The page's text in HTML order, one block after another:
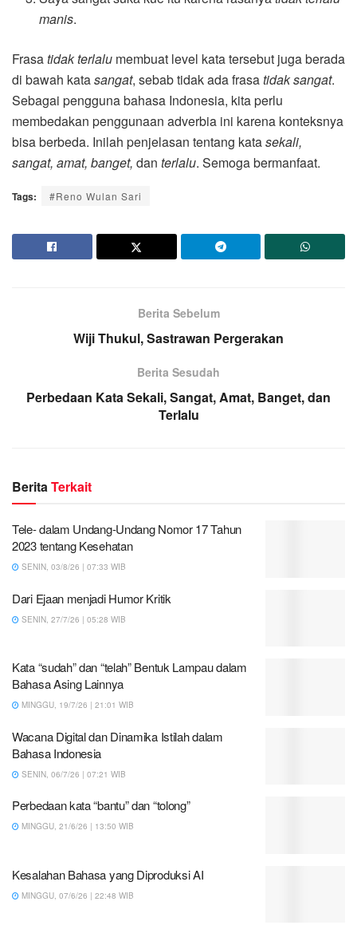
manis.
Frasatidak terlalu membuat level kata tersebut juga berada
di bawah katasangat, sebab tidak ada frasatidak sangat.
Sebagai pengguna bahasa Indonesia, kita perlu
membedakan penggunaan adverbia ini karena konteksnya
bisa berbeda. Inilah penjelasan tentang katasekali,
sangat, amat, banget, dan terlalu. Semoga bermanfaat.
Tags: #Reno Wulan Sari
Berita Sebelum
Wiji Thukul, Sastrawan Pergerakan
Berita Sesudah
Perbedaan Kata Sekali, Sangat, Amat, Banget, dan
Terlalu
BeritaTerkait
Tele- dalam Undang-Undang Nomor 17 Tahun
2023 tentang Kesehatan
SENIN, 03/8/26 | 07:33 WIB
Dari Ejaan menjadi Humor Kritik
SENIN, 27/7/26 | 05:28 WIB
Kata “sudah” dan “telah” Bentuk Lampau dalam
Bahasa Asing Lainnya
MINGGU, 19/7/26 | 21:01 WIB
Wacana Digital dan Dinamika Istilah dalam
Bahasa Indonesia
SENIN, 06/7/26 | 07:21 WIB
Perbedaan kata “bantu” dan “tolong”
MINGGU, 21/6/26 | 13:50 WIB
Kesalahan Bahasa yang Diproduksi AI
MINGGU, 07/6/26 | 22:48 WIB